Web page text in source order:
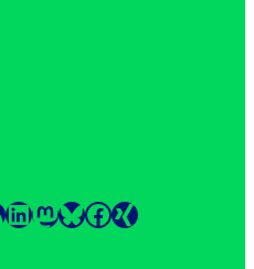
LinkedIn Mastodon Link Facebook Link